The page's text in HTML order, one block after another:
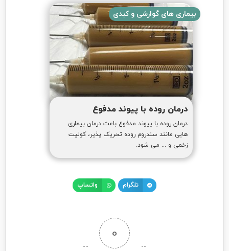
بیماری های گوارشی و کبدی
درمان روده با پیوند مدفوع
درمان روده با پیوند مدفوع باعث درمان بیماری
هایی مانند سندروم روده تحریک پذیر، کولیت
زخمی و ... می شود.
تلگرام واتساپ
0